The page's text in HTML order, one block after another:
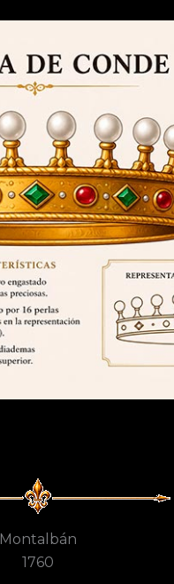
Montalbán
1760